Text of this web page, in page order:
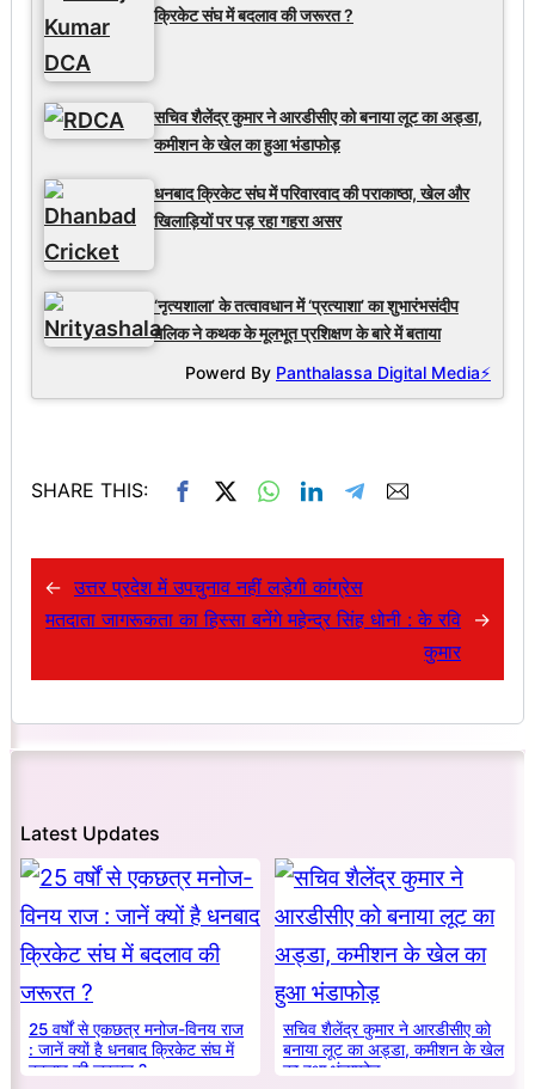
क्रिकेट संघ में बदलाव की जरूरत ?
सचिव शैलेंद्र कुमार ने आरडीसीए को बनाया लूट का अड्डा,
कमीशन के खेल का हुआ भंडाफोड़
धनबाद क्रिकेट संघ में परिवारवाद की पराकाष्ठा, खेल और
खिलाड़ियों पर पड़ रहा गहरा असर
‘नृत्यशाला’ के तत्वावधान में ‘प्रत्याशा’ का शुभारंभसंदीप
मलिक ने कथक के मूलभूत प्रशिक्षण के बारे में बताया
Powerd By Panthalassa Digital Media⚡
SHARE THIS:
← उत्तर प्रदेश में उपचुनाव नहीं लड़ेगी कांग्रेस
मतदाता जागरूकता का हिस्सा बनेंगे महेन्द्र सिंह धोनी : के रवि
कुमार
→
Latest Updates
25 वर्षों से एकछत्र मनोज-विनय राज
: जानें क्यों है धनबाद क्रिकेट संघ में
बदलाव की जरूरत ?
सचिव शैलेंद्र कुमार ने आरडीसीए को
बनाया लूट का अड्डा, कमीशन के खेल
का हुआ भंडाफोड़